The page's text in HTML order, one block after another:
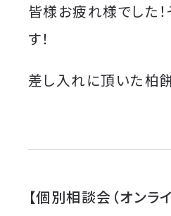
皆様お疲れ様でした
す！
差し入れに頂いた柏
【個別相談会（オンラ